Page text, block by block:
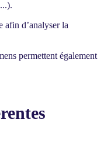
afin d’analyser la
permettent également